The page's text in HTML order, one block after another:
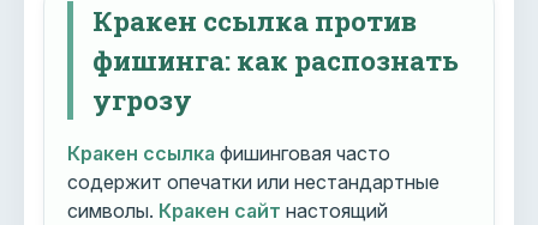
Кракен ссылка против
фишинга: как распознать
угрозу
Кракен ссылка фишинговая часто
содержит опечатки или нестандартные
символы. Кракен сайт настоящий